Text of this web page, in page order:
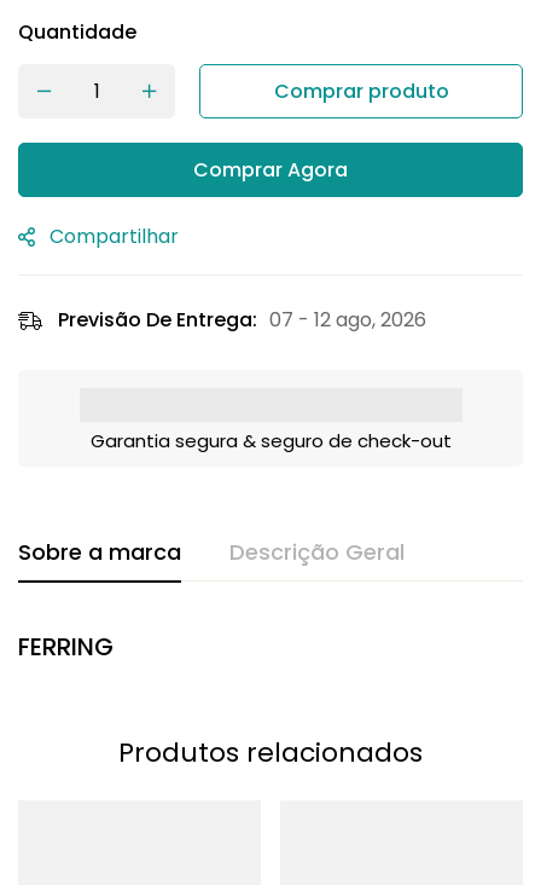
Quantidade
Comprar produto
Comprar Agora
Compartilhar
Previsão De Entrega: 07 - 12 ago, 2026
Garantia segura & seguro de check-out
Sobre a marca Descrição Geral
FERRING
Produtos relacionados